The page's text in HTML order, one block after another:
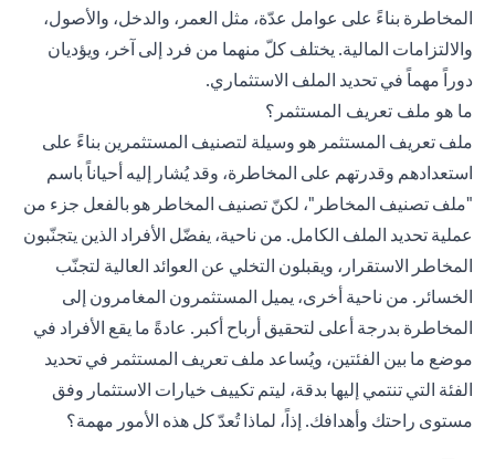
المخاطرة بناءً على عوامل عدّة، مثل العمر، والدخل، والأصول،
والالتزامات المالية. يختلف كلّ منهما من فرد إلى آخر، ويؤديان
دوراً مهماً في تحديد الملف الاستثماري.
ما هو ملف تعريف المستثمر؟
ملف تعريف المستثمر هو وسيلة لتصنيف المستثمرين بناءً على
استعدادهم وقدرتهم على المخاطرة، وقد يُشار إليه أحياناً باسم
"ملف تصنيف المخاطر"، لكنّ تصنيف المخاطر هو بالفعل جزء من
عملية تحديد الملف الكامل. من ناحية، يفضّل الأفراد الذين يتجنّبون
المخاطر الاستقرار، ويقبلون التخلي عن العوائد العالية لتجنّب
الخسائر. من ناحية أخرى، يميل المستثمرون المغامرون إلى
المخاطرة بدرجة أعلى لتحقيق أرباح أكبر. عادةً ما يقع الأفراد في
موضع ما بين الفئتين، ويُساعد ملف تعريف المستثمر في تحديد
الفئة التي تنتمي إليها بدقة، ليتم تكييف خيارات الاستثمار وفق
مستوى راحتك وأهدافك. إذاً، لماذا تُعدّ كل هذه الأمور مهمة؟